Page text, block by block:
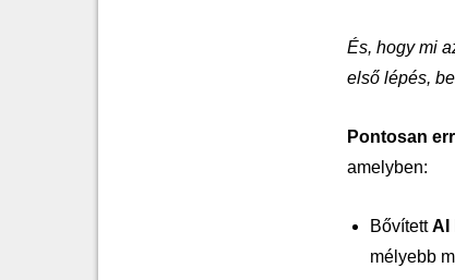
És, hogy mi
első lépés,
Pontosan
amelyben:
BővítettAI
mélyebb